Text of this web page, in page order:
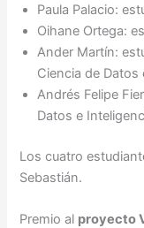
Paula Palacio:
Oihane Ortega:
Ander Martín:
Ciencia de Datos
Andrés Felipe
Datos e
Los cuatro
Sebastián.
Premio al proyecto